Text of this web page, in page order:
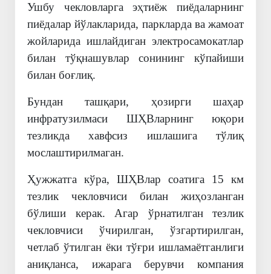
Ушбу чекловларга эҳтиёж пиёдаларнинг
пиёдалар йўлакларида, паркларда ва жамоат
жойларида ишлайдиган электросамокатлар
билан тўқнашувлар сонининг кўпайиши
билан боғлиқ.
Бундан ташқари, ҳозирги шаҳар
инфратузилмаси ШҲВларнинг юқори
тезликда хавфсиз ишлашига тўлиқ
мослаштирилмаган.
Ҳужжатга кўра, ШҲВлар соатига 15 км
тезлик чекловчиси билан жиҳозланган
бўлиши керак. Агар ўрнатилган тезлик
чекловчиси ўчирилган, ўзгартирилган,
четлаб ўтилган ёки тўғри ишламаётганлиги
аниқланса, ижарага берувчи компания